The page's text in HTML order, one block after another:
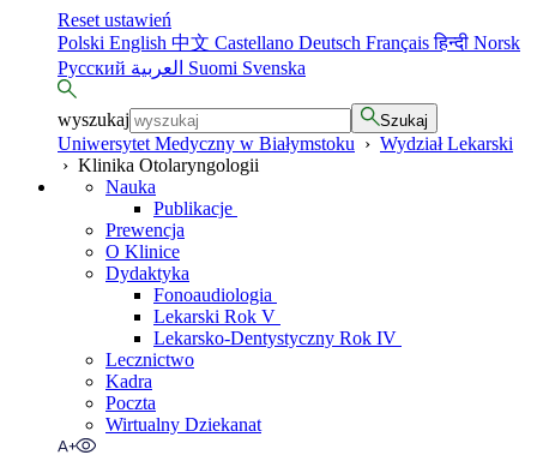
Reset ustawień
Polski English 中文 Castellano Deutsch Françaisहिन्दी Norsk
Русский
Suomi Svenska
wyszukaj Szukaj
Uniwersytet Medyczny w Białymstoku › Wydział Lekarski
› Klinika Otolaryngologii
Nauka
Publikacje
Prewencja
O Klinice
Dydaktyka
Fonoaudiologia
Lekarski Rok V
Lekarsko-Dentystyczny Rok IV
Lecznictwo
Kadra
Poczta
Wirtualny Dziekanat